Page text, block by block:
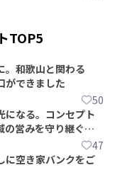
TOP5
。和歌山と関わる
ができました
50
になる。コンセプト
の営みを守り継ぐ仲
47
に空き家バンクをご